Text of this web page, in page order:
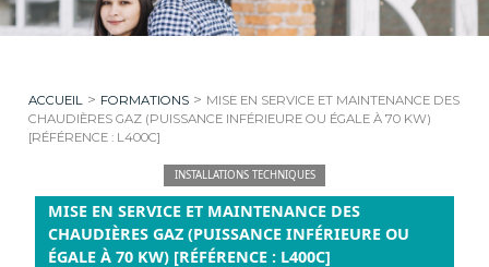
C
ACCUEIL > FORMATIONS > MISE EN SERVICE ET MAINTENANCE DES
CHAUDIÈRES GAZ (PUISSANCE INFÉRIEURE OU ÉGALE À 70 KW)
[RÉFÉRENCE : L400C]
INSTALLATIONS TECHNIQUES
MISE EN SERVICE ET MAINTENANCE DES
CHAUDIÈRES GAZ (PUISSANCE INFÉRIEURE OU
ÉGALE À 70 KW) [RÉFÉRENCE : L400C]